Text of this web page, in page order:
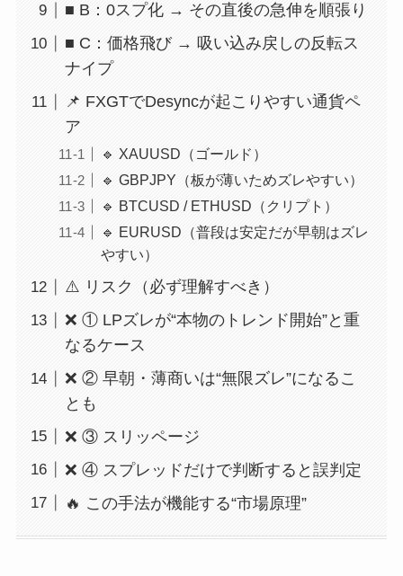
■ B：0スプ化 → その直後の急伸を順張り
■ C：価格飛び → 吸い込み戻しの反転ス
ナイプ
📌 FXGTでDesyncが起こりやすい通貨ペ
ア
🔹 XAUUSD（ゴールド）
🔹 GBPJPY（板が薄いためズレやすい）
🔹 BTCUSD / ETHUSD（クリプト）
🔹 EURUSD（普段は安定だが早朝はズレ
やすい）
⚠️ リスク（必ず理解すべき）
❌ ① LPズレが“本物のトレンド開始”と重
なるケース
❌ ② 早朝・薄商いは“無限ズレ”になるこ
とも
❌ ③ スリッページ
❌ ④ スプレッドだけで判断すると誤判定
🔥 この手法が機能する“市場原理”